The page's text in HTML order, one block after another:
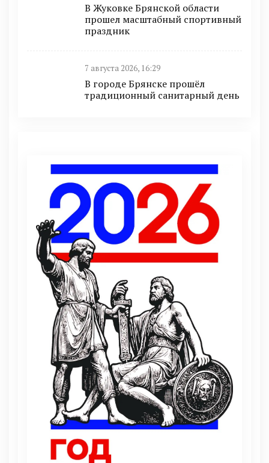
В Жуковке Брянской области
прошел масштабный спортивный
праздник
7 августа 2026, 16:29
В городе Брянске прошёл
традиционный санитарный день